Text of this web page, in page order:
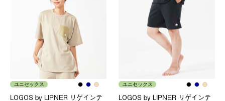
ユニセックス
LOGOS by LIPNER リゲインテ
ユニセックス
LOGOS by LIPNER リゲインテ